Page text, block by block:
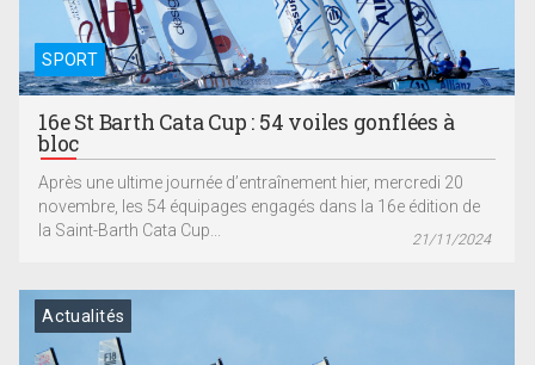
SPORT
16e St Barth Cata Cup : 54 voiles gonflées à
bloc
Après une ultime journée d’entraînement hier, mercredi 20
novembre, les 54 équipages engagés dans la 16e édition de
la Saint-Barth Cata Cup...
21/11/2024
Actualités